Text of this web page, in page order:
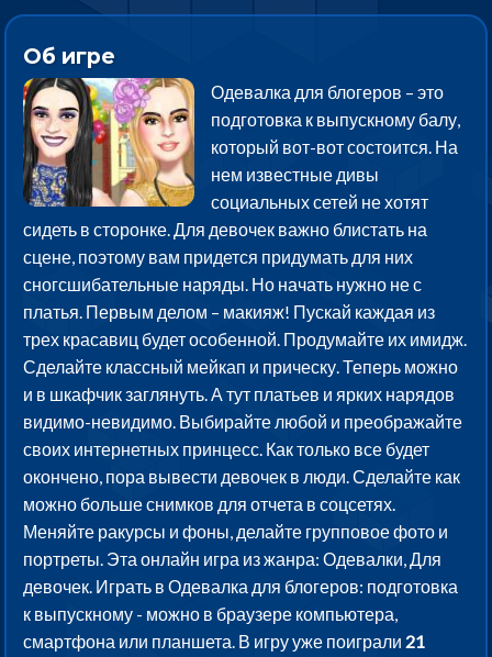
Об игре
Одевалка для блогеров – это
подготовка к выпускному балу,
который вот-вот состоится. На
нем известные дивы
социальных сетей не хотят
сидеть в сторонке. Для девочек важно блистать на
сцене, поэтому вам придется придумать для них
сногсшибательные наряды. Но начать нужно не с
платья. Первым делом – макияж! Пускай каждая из
трех красавиц будет особенной. Продумайте их имидж.
Сделайте классный мейкап и прическу. Теперь можно
и в шкафчик заглянуть. А тут платьев и ярких нарядов
видимо-невидимо. Выбирайте любой и преображайте
своих интернетных принцесс. Как только все будет
окончено, пора вывести девочек в люди. Сделайте как
можно больше снимков для отчета в соцсетях.
Меняйте ракурсы и фоны, делайте групповое фото и
портреты. Эта онлайн игра из жанра: Одевалки, Для
девочек. Играть в Одевалка для блогеров: подготовка
к выпускному - можно в браузере компьютера,
смартфона или планшета. В игру уже поиграли 21